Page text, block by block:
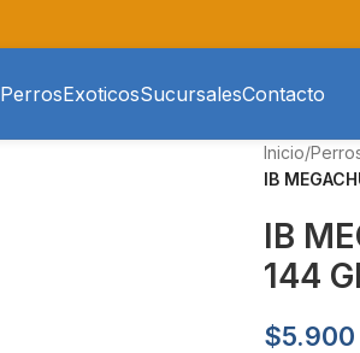
PerrosExoticosSucursalesContacto
Inicio/
IB
IB
144
$5.900